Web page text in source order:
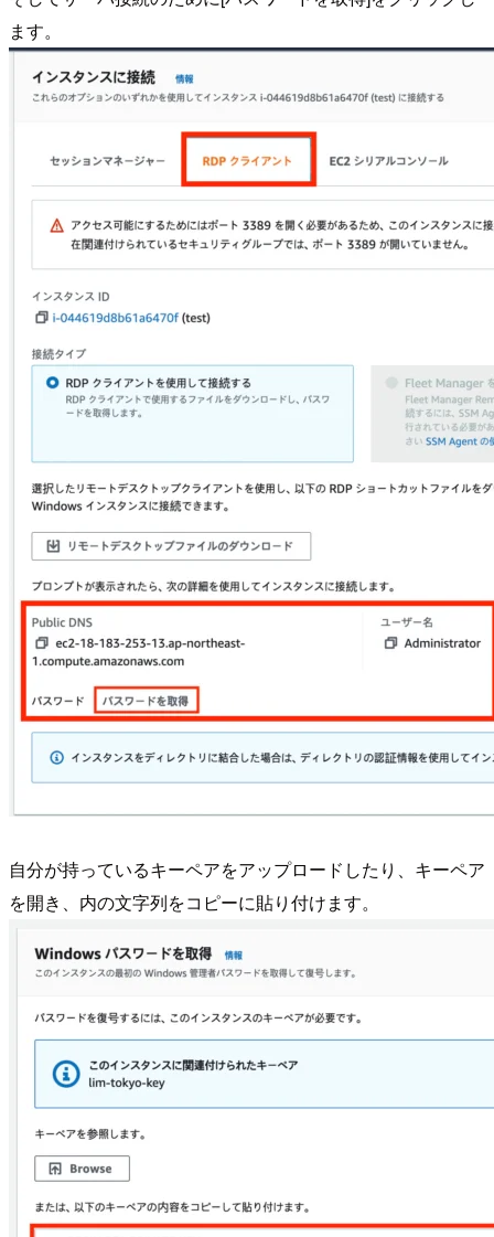
ます。
自分が持っているキーペアをアップロードしたり、キーペア
を開き、内の文字列をコピーに貼り付けます。